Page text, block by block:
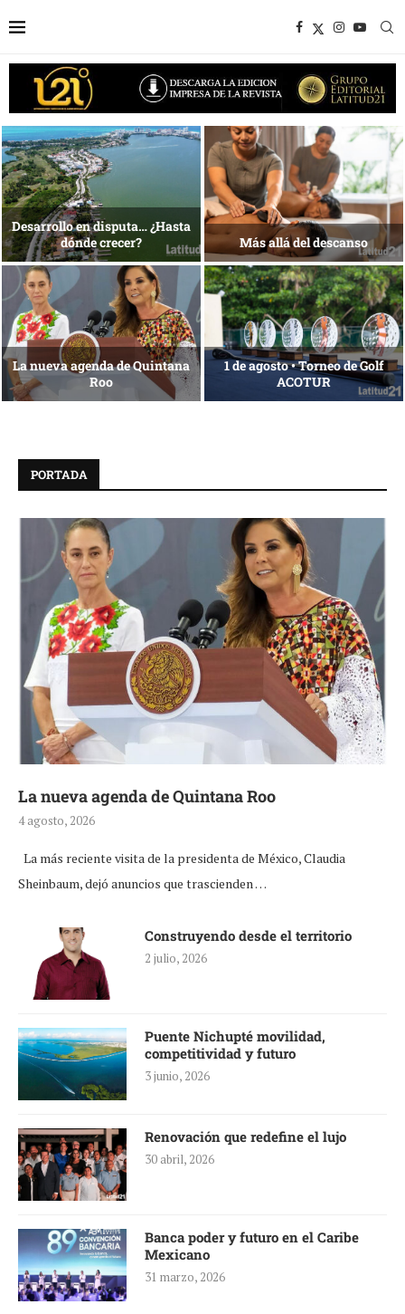
1 al 28 de agosto •
Fundación Isleña
Energía que Impulsa la
competitividad
Reconocimiento de viajeros La esencia del servicio
PORTADA
La nueva agenda de Quintana Roo
4 agosto, 2026
La más reciente visita de la presidenta de México, Claudia
Sheinbaum, dejó anuncios que trascienden …
Construyendo desde el territorio
2 julio, 2026
Puente Nichupté movilidad,
competitividad y futuro
3 junio, 2026
Renovación que redefine el lujo
30 abril, 2026
Banca poder y futuro en el Caribe
Mexicano
31 marzo, 2026